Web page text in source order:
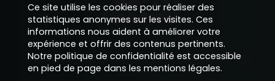
Site vitrine Internet structuré et développé par
EPIXELIC
Ce site utilise les cookies pour réaliser des
statistiques anonymes sur les visites. Ces
informations nous aident à améliorer votre
expérience et offrir des contenus pertinents.
Notre politique de confidentialité est accessible
en pied de page dans les mentions légales.